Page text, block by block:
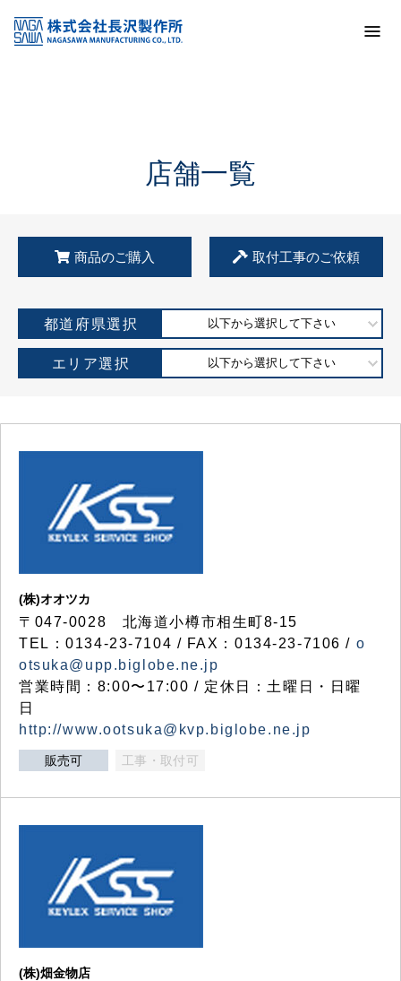
KSS加盟店・取扱店情報
店舗一覧
店舗一覧
商品のご購入 取付工事のご依頼
都道府県選択 以下から選択して下さい
エリア選択 以下から選択して下さい
(株)オオツカ
〒047-0028 北海道小樽市相生町8-15
TEL：0134-23-7104 / FAX：0134-23-7106 / o
otsuka@upp.biglobe.ne.jp
営業時間：8:00〜17:00 / 定休日：土曜日・日曜
日
http://www.ootsuka@kvp.biglobe.ne.jp
販売可 工事・取付可
(株)畑金物店